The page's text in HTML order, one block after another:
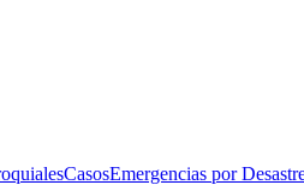
CasosEmergencias por